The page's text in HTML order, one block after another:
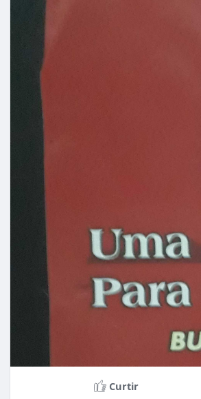
Curtir